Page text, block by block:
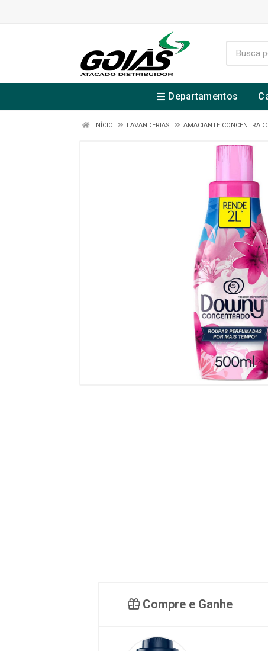
Departamentos
INÍCIO LAVANDERIAS AMACIANTE
Compre e Ganhe